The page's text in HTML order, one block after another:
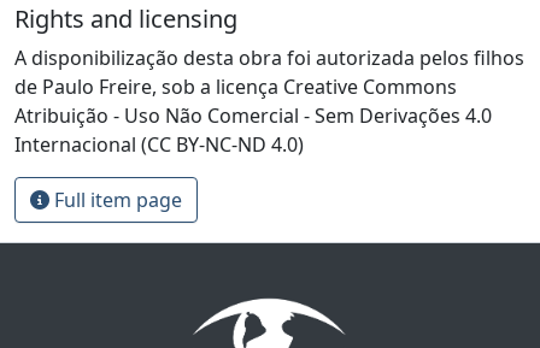
Rights and licensing
A disponibilização desta obra foi autorizada pelos filhos
de Paulo Freire, sob a licença Creative Commons
Atribuição - Uso Não Comercial - Sem Derivações 4.0
Internacional (CC BY-NC-ND 4.0)
Full item page